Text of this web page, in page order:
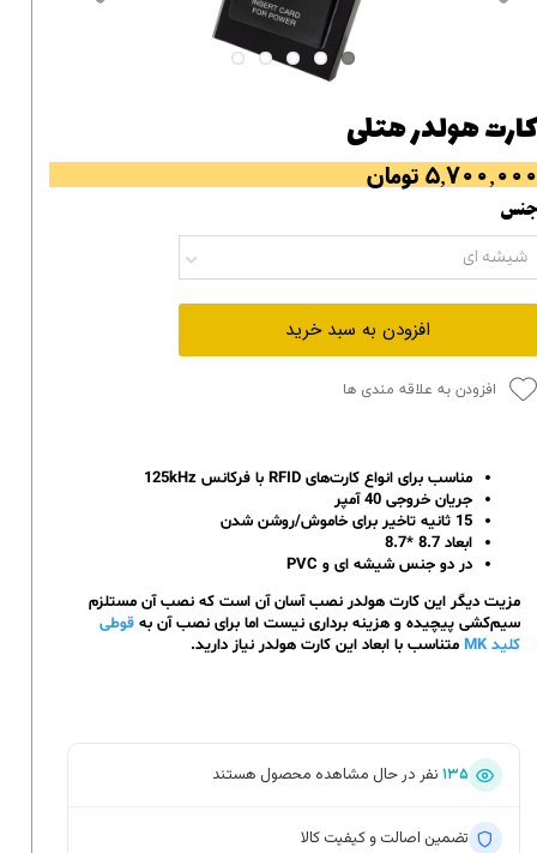
کارت هولدر هتلی
۵,۷۰۰,۰۰۰ تومان
جنس
شیشه ای
افزودن به سبد خرید
افزودن به علاقه مندی ها
مناسب برای انواع کارت‌های RFID با فرکانس 125kHz
جریان خروجی 40 آمپر
15 ثانیه تاخیر برای خاموش/روشن شدن
ابعاد 8.7 *8.7
در دو جنس شیشه ای و PVC
مزیت دیگر این کارت هولدر نصب آسان آن است که نصب آن مستلزم
سیم‌کشی پیچیده و هزینه‌ برداری نیست اما برای نصب آن بهقوطی
کلید MK
متناسب با ابعاد این کارت هولدر نیاز دارید.
۱۳۵ نفر در حال مشاهده محصول هستند
تضمین اصالت و کیفیت کالا